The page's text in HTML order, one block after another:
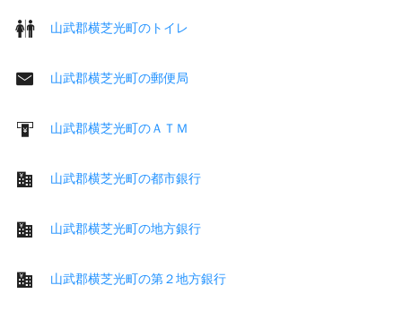
山武郡横芝光町のトイレ
山武郡横芝光町の郵便局
山武郡横芝光町のＡＴＭ
山武郡横芝光町の都市銀行
山武郡横芝光町の地方銀行
山武郡横芝光町の第２地方銀行